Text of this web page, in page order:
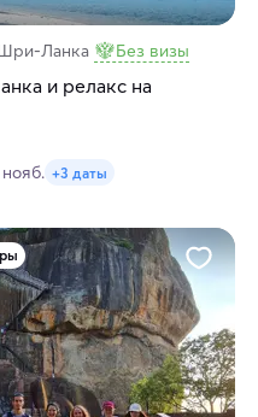
Ланка Без визы
и релакс на
+3 даты